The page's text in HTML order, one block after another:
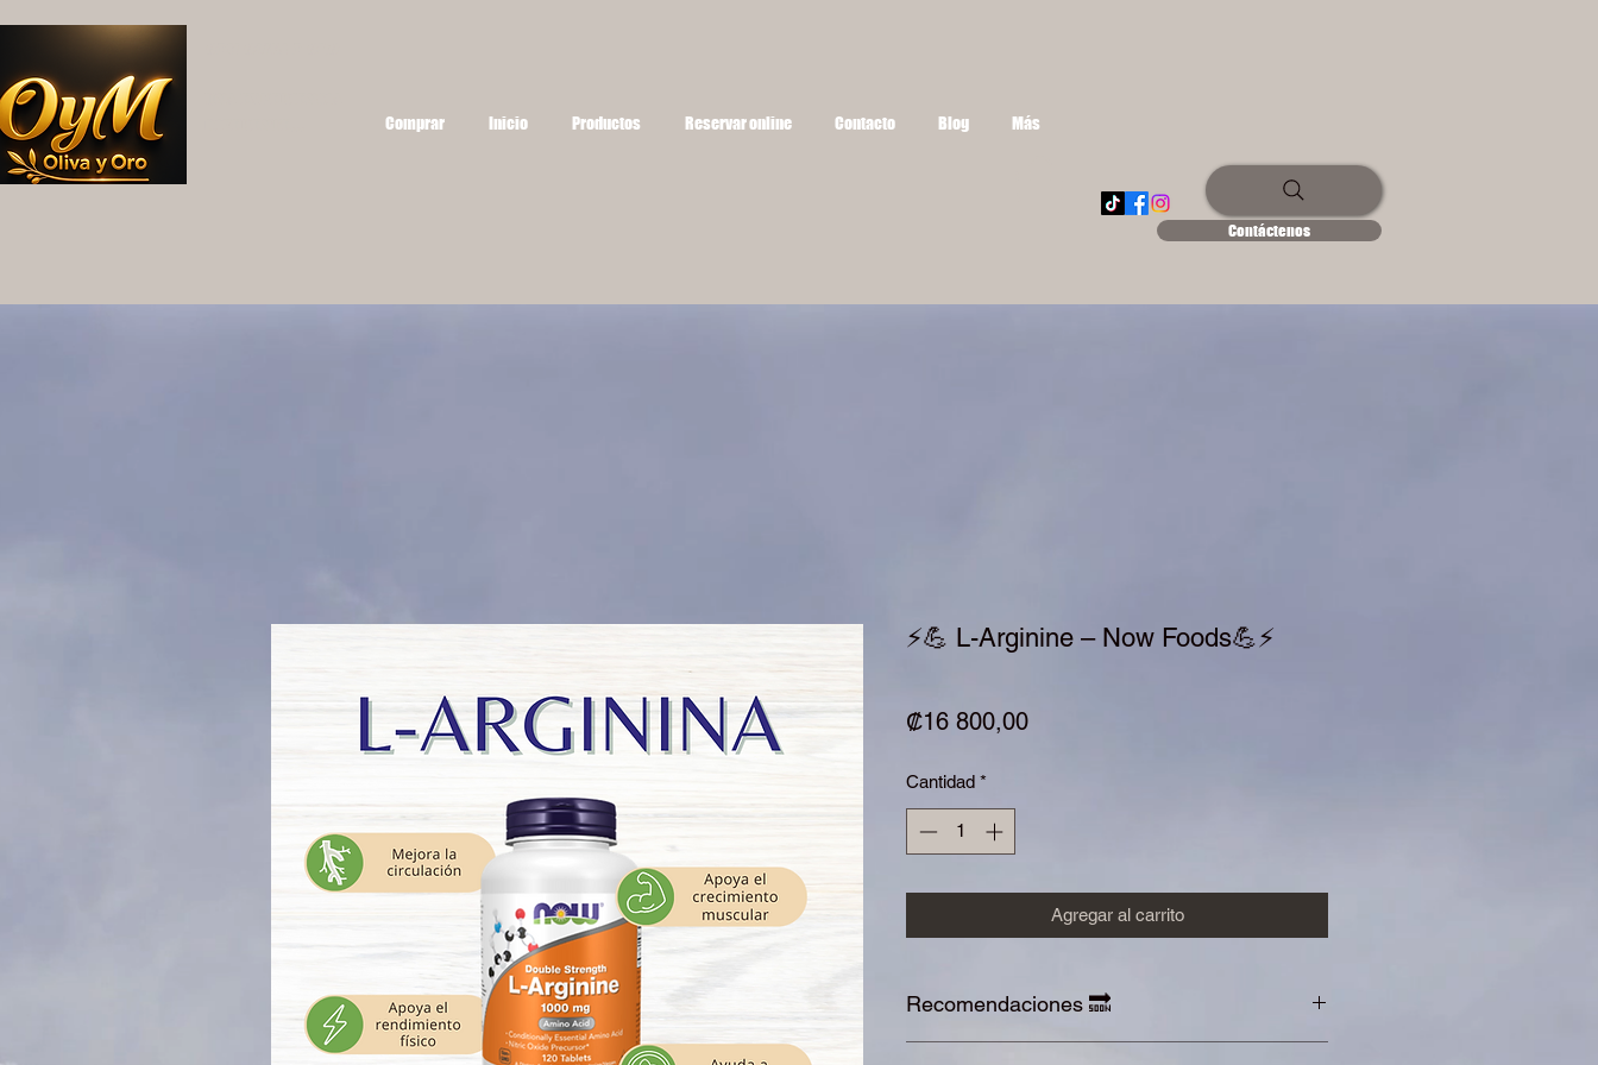
Comprar Inicio Productos Reservar online Contacto Blog Más
Contáctenos
⚡️💪 L-Arginine – Now Foods💪⚡️
₡16 800,00Precio
Cantidad *
Agregar al carrito
Recomendaciones 🔜